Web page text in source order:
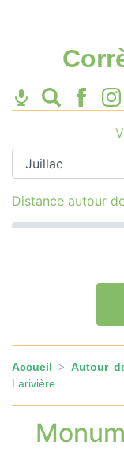
Distance autour
Accueil > Autour
Larivière